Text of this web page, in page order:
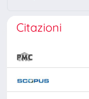
Citazioni